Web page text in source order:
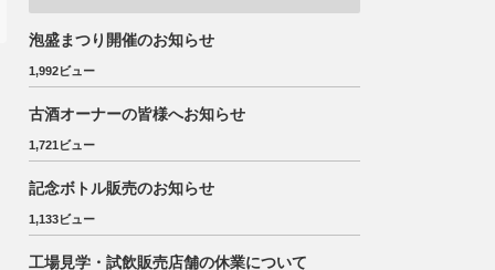
泡盛まつり開催のお知らせ
1,992ビュー
古酒オーナーの皆様へお知らせ
1,721ビュー
記念ボトル販売のお知らせ
1,133ビュー
工場見学・試飲販売店舗の休業について